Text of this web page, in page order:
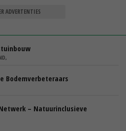
ADVERTENTIES
Bodemverbeteraars
– Natuurinclusieve